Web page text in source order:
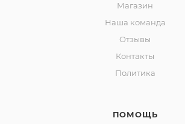
Магазин
Наша команда
Отзывы
Контакты
Политика
ПОМОЩЬ